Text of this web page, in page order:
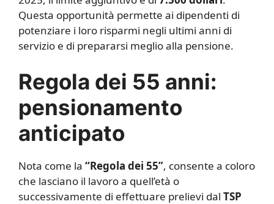
Questa opportunità permette ai dipendenti di
potenziare i loro risparmi negli ultimi anni di
servizio e di prepararsi meglio alla pensione.
Regola dei 55 anni:
pensionamento
anticipato
Nota come la “Regola dei 55”, consente a coloro
che lasciano il lavoro a quell’età o
successivamente di effettuare prelievi dal TSP